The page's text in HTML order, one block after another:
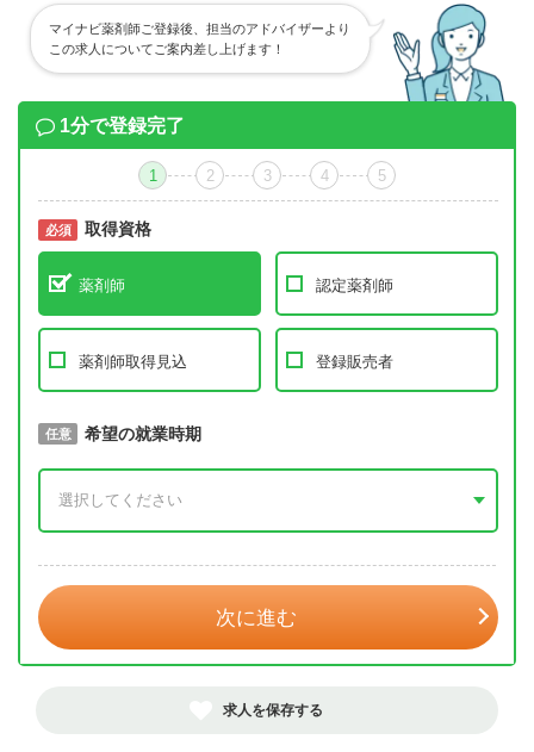
マイナビ薬剤師ご登録後、担当のアドバイザーより
この求人についてご案内差し上げます！
1分で登録完了
1 2 3 4 5
必須 取得資格
薬剤師 認定薬剤師
薬剤師取得見込 登録販売者
必須 取得予定年
任意 希望の就業時期
次に進む
求人を保存する